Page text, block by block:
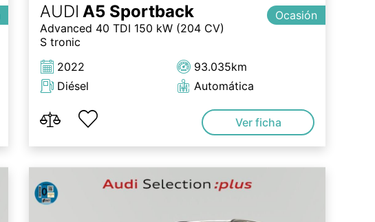
AUDI A5 Sportback
Advanced 40 TDI 150 kW (204 CV)
S tronic
Ocasión
2022
Diésel
93.035km
Automática
Ver ficha